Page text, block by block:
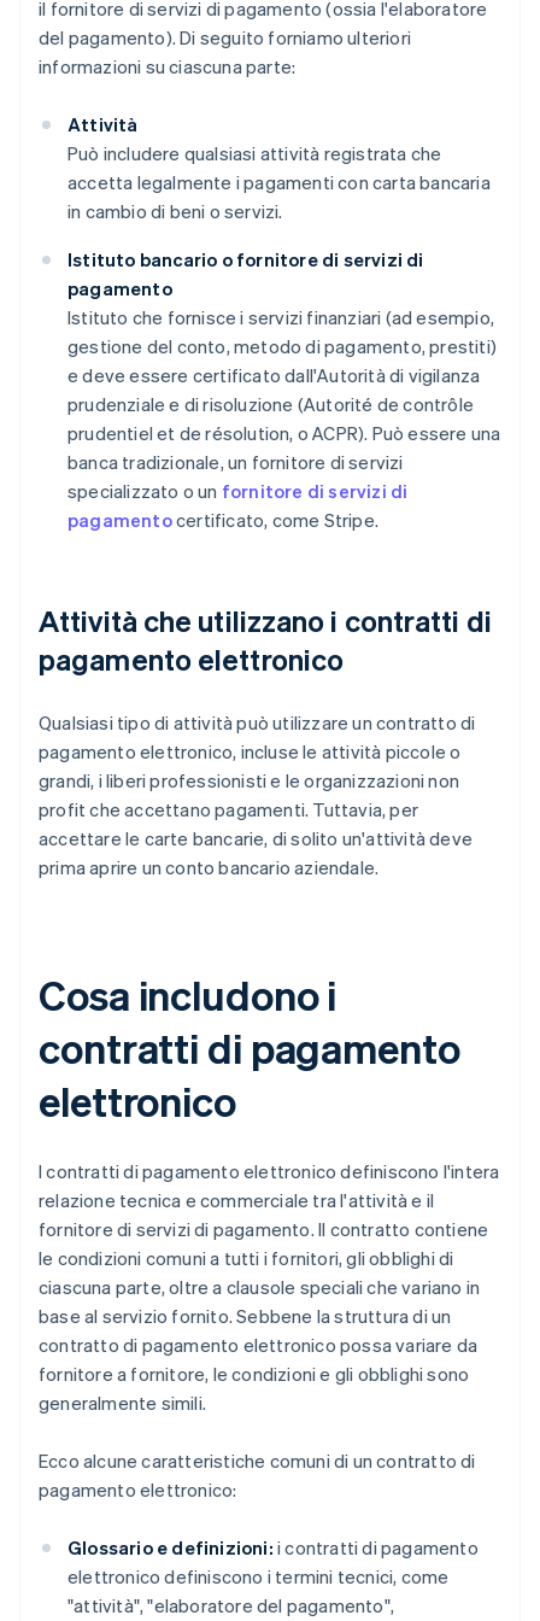
il fornitore di servizi di pagamento (ossia l'elaboratore
del pagamento). Di seguito forniamo ulteriori
informazioni su ciascuna parte:
Attività
Può includere qualsiasi attività registrata che
accetta legalmente i pagamenti con carta bancaria
in cambio di beni o servizi.
Istituto bancario o fornitore di servizi di
pagamento
Istituto che fornisce i servizi finanziari (ad esempio,
gestione del conto, metodo di pagamento, prestiti)
e deve essere certificato dall'Autorità di vigilanza
prudenziale e di risoluzione (Autorité de contrôle
prudentiel et de résolution, o ACPR). Può essere una
banca tradizionale, un fornitore di servizi
specializzato o un fornitore di servizi di
pagamentocertificato, come Stripe.
Attività che utilizzano i contratti di
pagamento elettronico
Qualsiasi tipo di attività può utilizzare un contratto di
pagamento elettronico, incluse le attività piccole o
grandi, i liberi professionisti e le organizzazioni non
profit che accettano pagamenti. Tuttavia, per
accettare le carte bancarie, di solito un'attività deve
prima aprire un conto bancario aziendale.
Cosa includono i
contratti di pagamento
elettronico
I contratti di pagamento elettronico definiscono l'intera
relazione tecnica e commerciale tra l'attività e il
fornitore di servizi di pagamento. Il contratto contiene
le condizioni comuni a tutti i fornitori, gli obblighi di
ciascuna parte, oltre a clausole speciali che variano in
base al servizio fornito. Sebbene la struttura di un
contratto di pagamento elettronico possa variare da
fornitore a fornitore, le condizioni e gli obblighi sono
generalmente simili.
Ecco alcune caratteristiche comuni di un contratto di
pagamento elettronico:
Glossario e definizioni: i contratti di pagamento
elettronico definiscono i termini tecnici, come
"attività", "elaboratore del pagamento",